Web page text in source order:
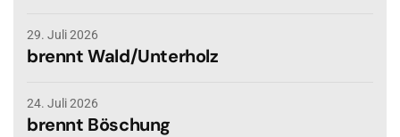
29. Juli 2026
brennt Wald/Unterholz
24. Juli 2026
brennt Böschung